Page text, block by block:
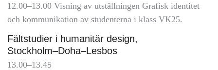
12.00–13.00 Visning av utställningen Grafisk identitet
och kommunikation av studenterna i klass VK25.
Fältstudier i humanitär design,
Stockholm–Doha–Lesbos
13.00–13.45